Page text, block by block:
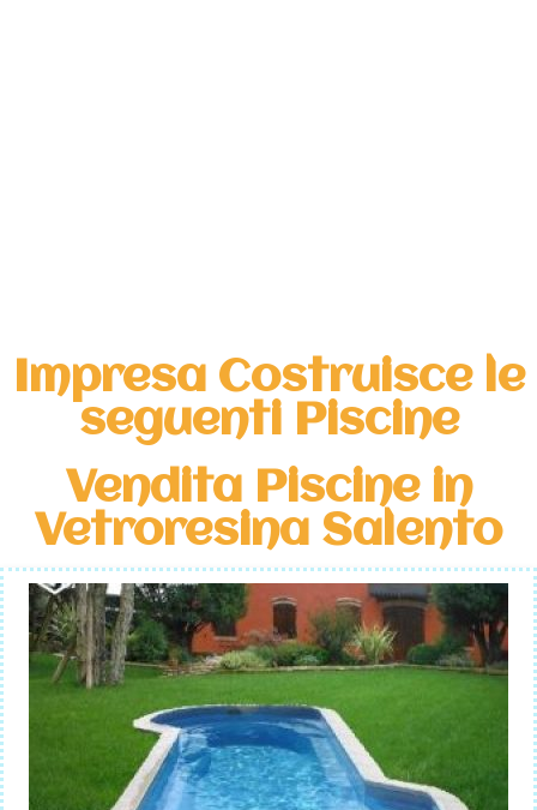
Impresa Costruisce le
seguenti Piscine
Vendita Piscine in
Vetroresina Salento